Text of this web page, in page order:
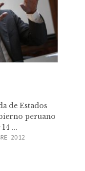
de Estados
peruano
...
2012